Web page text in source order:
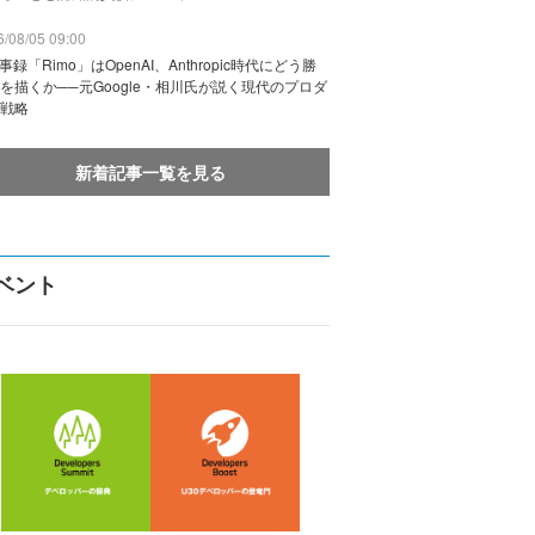
08/05 09:00
録「Rimo」はOpenAI、Anthropic時代にどう勝
描くか──元Google・相川氏が説く現代のプロダ
略
新着記事一覧を見る
ント